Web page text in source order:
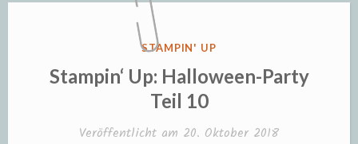
VERÖFFENTLICHT
STAMPIN' UP
Stampin‘ Up: Halloween-Party
Teil 10
Veröffentlicht am 20. Oktober 2018